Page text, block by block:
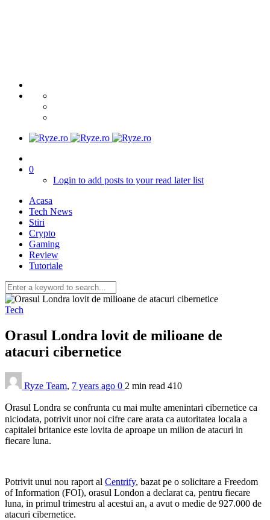
0
Login to add posts to your read later list
Acasa
Tech News
Stiri
Crypto
Gaming
Review
Tutoriale
Tech
Orasul Londra lovit de milioane de
atacuri cibernetice
Ryze Team, 7 years ago 0 2 min read 410
Orasul Londra se confrunta cu mai multe amenintari cibernetice ca
niciodata, potrivit unor noi cifre care arata ca autoritatea locala a
capitalei britanice este lovita de aproape un milion de atacuri in
fiecare luna.
Potrivit unui nou raport al Centrify, bazat pe o solicitare a Freedom
of Information (FOI), orasul London a declarat ca, pentru fiecare
luna, in primul trimestru al acestui an, a avut o medie de 927.000 de
atacuri cibernetice.